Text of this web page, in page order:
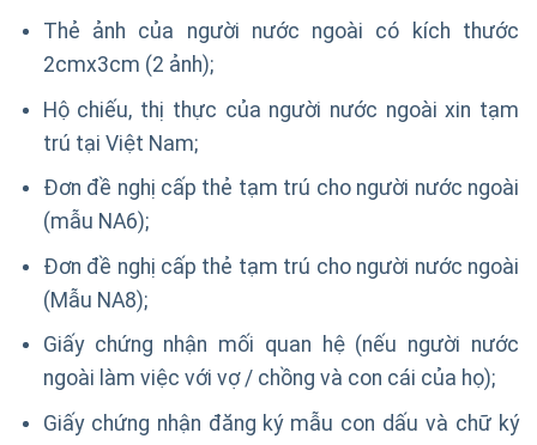
Thẻ ảnh của người nước ngoài có kích thước
2cmx3cm (2 ảnh);
Hộ chiếu, thị thực của người nước ngoài xin tạm
trú tại Việt Nam;
Đơn đề nghị cấp thẻ tạm trú cho người nước ngoài
(mẫu NA6);
Đơn đề nghị cấp thẻ tạm trú cho người nước ngoài
(Mẫu NA8);
Giấy chứng nhận mối quan hệ (nếu người nước
ngoài làm việc với vợ / chồng và con cái của họ);
Giấy chứng nhận đăng ký mẫu con dấu và chữ ký